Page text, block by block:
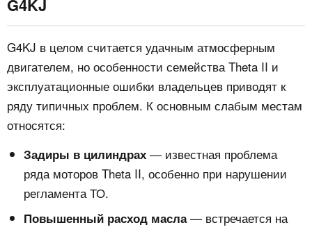
G4KJ
G4KJ в целом считается удачным атмосферным
двигателем, но особенности семейства Theta II и
эксплуатационные ошибки владельцев приводят к
ряду типичных проблем. К основным слабым местам
относятся:
Задиры в цилиндрах — известная проблема
ряда моторов Theta II, особенно при нарушении
регламента ТО.
Повышенный расход масла— встречается на